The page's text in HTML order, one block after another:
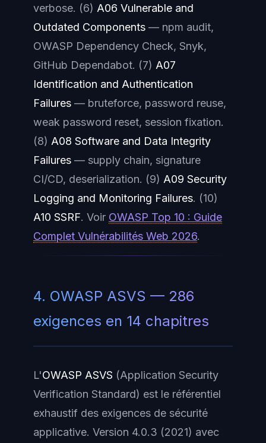
verbose. (6) A06 Vulnerable and
Outdated Components — npm audit,
OWASP Dependency Check, Snyk,
GitHub Dependabot. (7) A07
Identification and Authentication
Failures — bruteforce, password reuse,
weak password reset, session fixation.
(8) A08 Software and Data Integrity
Failures — supply chain, signature
CI/CD, deserialization. (9) A09 Security
Logging and Monitoring Failures. (10)
A10 SSRF. Voir OWASP Top 10 : Guide
Complet Vulnérabilités Web 2026.
4. OWASP ASVS — 286
exigences en 14 chapitres
L'OWASP ASVS (Application Security
Verification Standard) est le référentiel
exhaustif des exigences de sécurité
applicative. Version 4.0.3 (2021) avec